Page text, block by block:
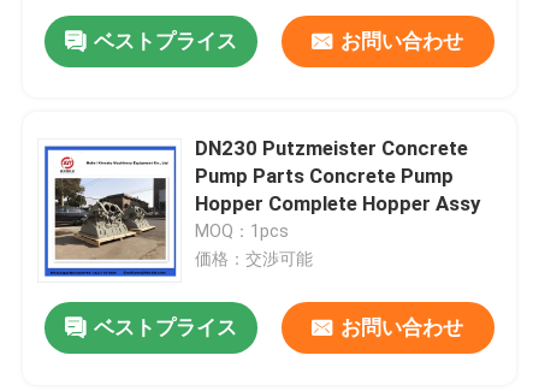
ベストプライス お問い合わせ
DN230 Putzmeister Concrete
Pump Parts Concrete Pump
Hopper Complete Hopper Assy
MOQ：1pcs
価格：交渉可能
ベストプライス お問い合わせ